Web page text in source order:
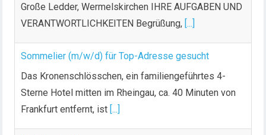
Große Ledder, Wermelskirchen IHRE AUFGABEN UND
VERANTWORTLICHKEITEN Begrüßung, [...]
Sommelier (m/w/d) für Top-Adresse gesucht
Das Kronenschlösschen, ein familiengeführtes 4-
Sterne Hotel mitten im Rheingau, ca. 40 Minuten von
Frankfurt entfernt, ist [...]